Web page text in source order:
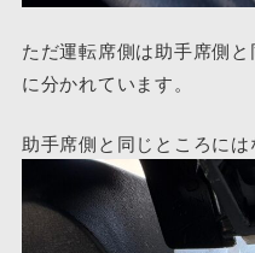
ただ運転席側は助手席側
に分かれています。
助手席側と同じところには